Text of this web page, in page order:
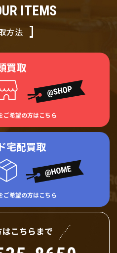
ITEMS
方法
買取
ご希望の方はこちら
宅配買取
ご希望の方はこちら